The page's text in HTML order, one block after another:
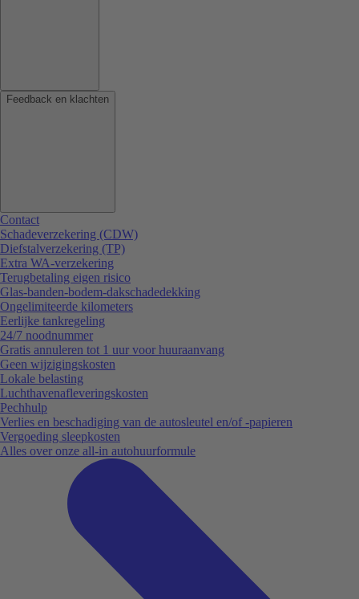
Feedback en klachten
Contact
Schadeverzekering (CDW)
Diefstalverzekering (TP)
Extra WA-verzekering
Terugbetaling eigen risico
Glas-banden-bodem-dakschadedekking
Ongelimiteerde kilometers
Eerlijke tankregeling
24/7 noodnummer
Gratis annuleren tot 1 uur voor huuraanvang
Geen wijzigingskosten
Lokale belasting
Luchthavenafleveringskosten
Pechhulp
Verlies en beschadiging van de autosleutel en/of -papieren
Vergoeding sleepkosten
Alles over onze all-in autohuurformule